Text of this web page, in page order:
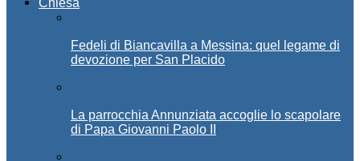
Chiesa
Fedeli di Biancavilla a Messina: quel legame di
devozione per San Placido
La parrocchia Annunziata accoglie lo scapolare
di Papa Giovanni Paolo II